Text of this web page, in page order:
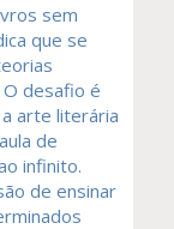
sem
que se
desafio é
arte literária
de
infinito.
de ensinar